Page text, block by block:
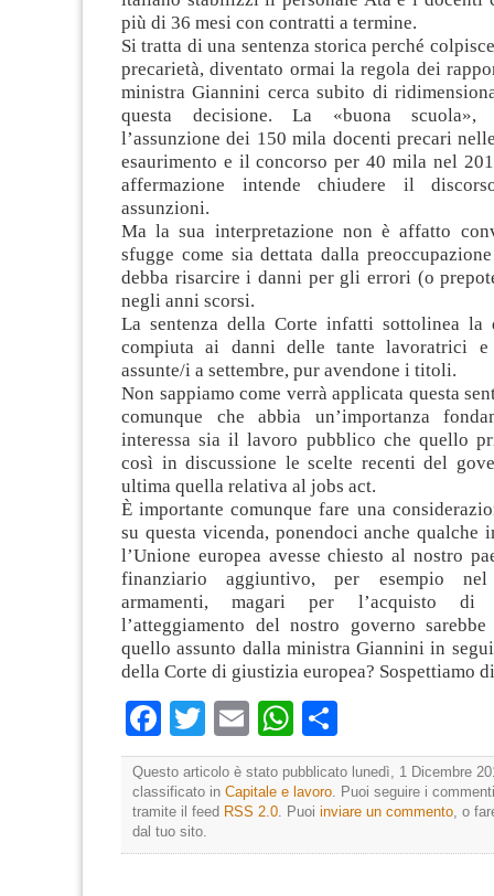
più di 36 mesi con contratti a termine.
Si tratta di una sentenza storica perché
precarietà, diventato ormai la regola dei
ministra Giannini cerca subito di
questa decisione. La «buona scuola»,
l’assunzione dei 150 mila docenti precari
esaurimento e il concorso per 40 mila nel
affermazione intende chiudere il
assunzioni.
Ma la sua interpretazione non è affatto
sfugge come sia dettata dalla
debba risarcire i danni per gli errori (o
negli anni scorsi.
La sentenza della Corte infatti sottolinea la
compiuta ai danni delle tante lavoratrici
assunte/i a settembre, pur avendone i titoli.
Non sappiamo come verrà applicata questa
comunque che abbia un’importanza
interessa sia il lavoro pubblico che quello
così in discussione le scelte recenti del
ultima quella relativa al jobs act.
È importante comunque fare una
su questa vicenda, ponendoci anche qualche
l’Unione europea avesse chiesto al nostro
finanziario aggiuntivo, per esempio
armamenti, magari per l’acquisto di
l’atteggiamento del nostro governo
quello assunto dalla ministra Giannini in
della Corte di giustizia europea? Sospettiamo
Facebook
Twitter
EmailWhatsApp
Questo articolo è stato pubblicato lunedì, 1 Dicembre
classificato in Capitale e lavoro . Puoi seguire i
tramite il feed RSS 2.0 . Puoi inviare un commento , o
dal tuo sito.